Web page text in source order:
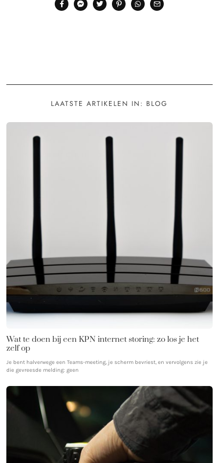
LAATSTE ARTIKELEN IN: BLOG
Wat te doen bij een KPN internet storing: zo los je het
zelf op
Je bent halverwege een Teams-meeting, je scherm bevriest, en vervolgens zie je
die gevreesde melding: geen